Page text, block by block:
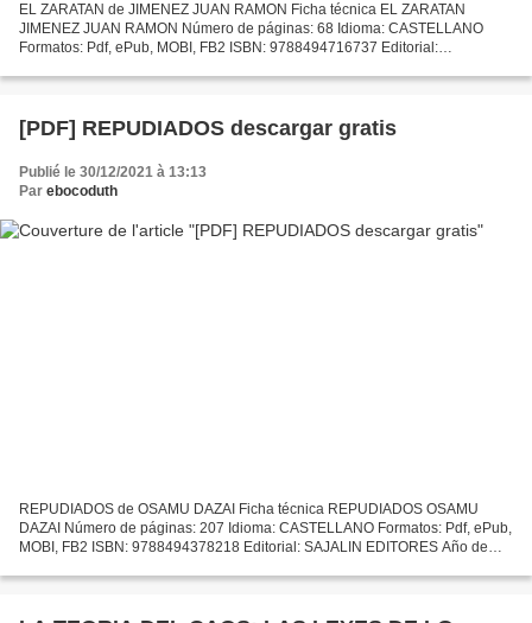
EL ZARATAN de JIMENEZ JUAN RAMON Ficha técnica EL ZARATAN
JIMENEZ JUAN RAMON Número de páginas: 68 Idioma: CASTELLANO
Formatos: Pdf, ePub, MOBI, FB2 ISBN: 9788494716737 Editorial:
txt...
[PDF] REPUDIADOS descargar gratis
Publié le 30/12/2021 à 13:13
Par ebocoduth
REPUDIADOS de OSAMU DAZAI Ficha técnica REPUDIADOS OSAMU
DAZAI Número de páginas: 207 Idioma: CASTELLANO Formatos: Pdf, ePub,
MOBI, FB2 ISBN: 9788494378218 Editorial: SAJALIN EDITORES Año de